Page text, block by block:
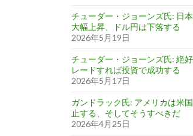
チューダー・ジョーンズ氏: 日
大幅上昇、ドル円は下落する
2026年5月19日
チューダー・ジョーンズ氏: 絶
レードすれば投資で成功する
2026年5月17日
ガンドラック氏: アメリカは米
止する、そしてそうすべきだ
2026年4月25日